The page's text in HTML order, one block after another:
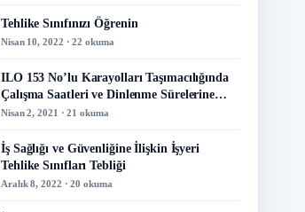
Tehlike Sınıfınızı Öğrenin
Nisan 10, 2022 · 22 okuma
ILO 153 No’lu Karayolları Taşımacılığında
Çalışma Saatleri ve Dinlenme Sürelerine
İlişkin Sözleşme
Nisan 2, 2021 · 21 okuma
İş Sağlığı ve Güvenliğine İlişkin İşyeri
Tehlike Sınıfları Tebliği
Aralık 8, 2022 · 20 okuma